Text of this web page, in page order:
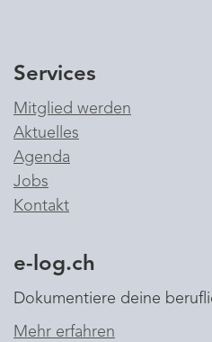
Services
Mitglied werden
Aktuelles
Agenda
Jobs
Kontakt
e-log.ch
Dokumentiere deine
Mehr erfahren